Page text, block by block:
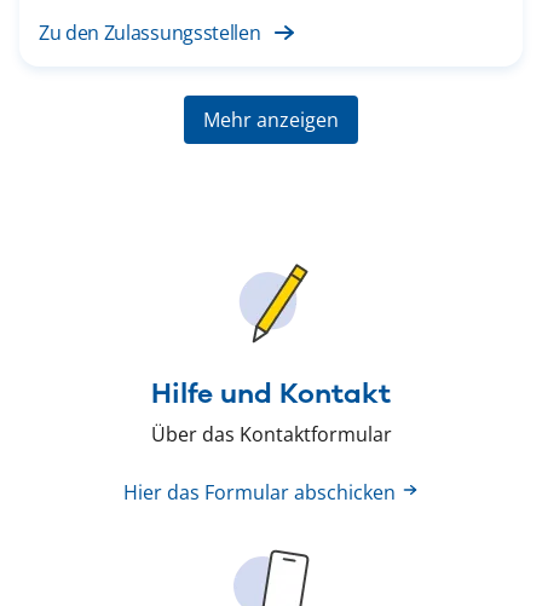
Zu den Zulassungsstellen
Mehr anzeigen
Hilfe und Kontakt
Über das Kontaktformular
Hier das Formular abschicken